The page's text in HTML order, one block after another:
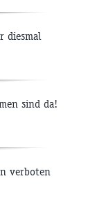
diesmal
sind da!
verboten